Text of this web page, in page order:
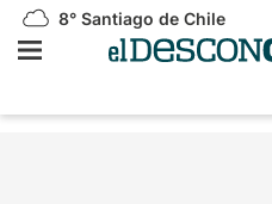
8° Santiago de Chile